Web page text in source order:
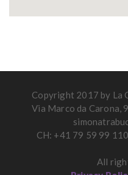
Copyright 2017 by La
Via Marco da Carona,
CH: +41 79 59 99
All